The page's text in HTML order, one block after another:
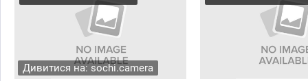
Дивитися на: sochi.camera